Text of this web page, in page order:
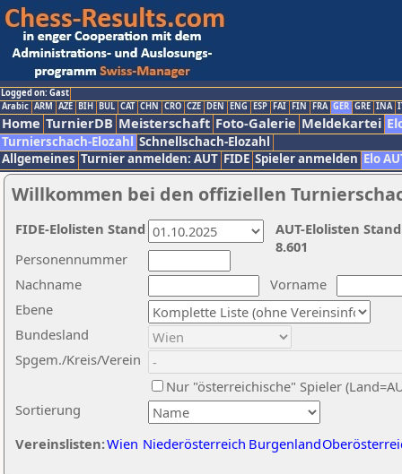
Logged on: Gast
Arabic ARM AZE BIH BUL CAT CHN CRO CZE DEN ENG ESP FAI FIN FRA GER GRE INA
Home TurnierDB Meisterschaft Foto-Galerie Meldekartei
Turnierschach-Elozahl Schnellschach-Elozahl
Allgemeines Turnier anmelden: AUT FIDE Spieler anmelden Elo
Willkommen bei den offiziellen
Nachname
Vorname
Ebene
Sortierung
Personennummer
Bundesland
Spgem./Kreis/Verein
Nur "österreichische" Spieler
Vereinslisten:Wien Niederösterreich Burgenland
AUT-Elolisten
8.601
FIDE-Elolisten Stand